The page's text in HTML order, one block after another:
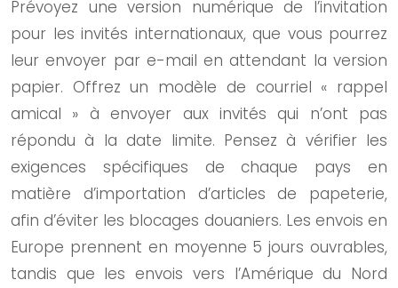
Prévoyez une version numérique de l’invitation
pour les invités internationaux, que vous pourrez
leur envoyer par e-mail en attendant la version
papier. Offrez un modèle de courriel « rappel
amical » à envoyer aux invités qui n’ont pas
répondu à la date limite. Pensez à vérifier les
exigences spécifiques de chaque pays en
matière d’importation d’articles de papeterie,
afin d’éviter les blocages douaniers. Les envois en
Europe prennent en moyenne 5 jours ouvrables,
tandis que les envois vers l’Amérique du Nord